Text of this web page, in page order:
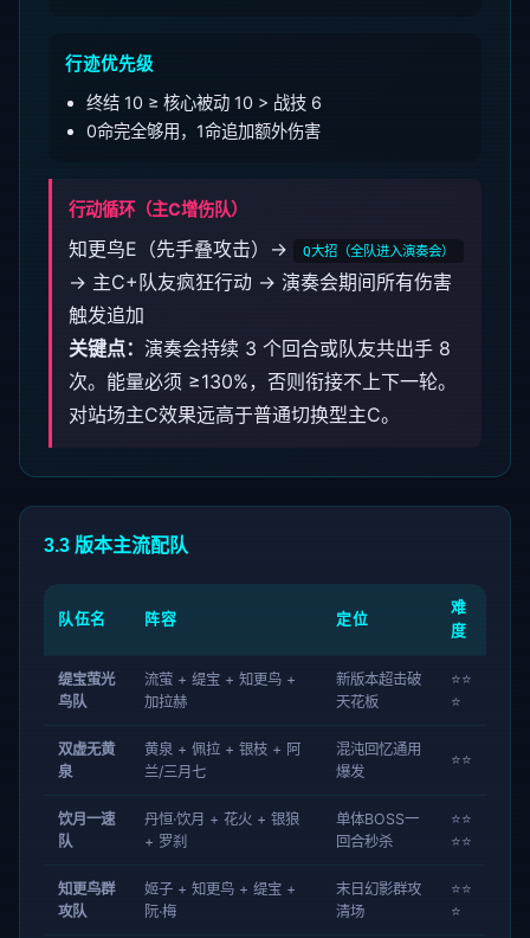
行迹优先级
终结 10 ≥ 核心被动 10 > 战技 6
0命完全够用，1命追加额外伤害
行动循环（主C增伤队）
知更鸟E（先手叠攻击）→ Q大招（全队进入演奏会）
→ 主C+队友疯狂行动 → 演奏会期间所有伤害
触发追加
关键点： 演奏会持续 3 个回合或队友共出手 8
次。能量必须 ≥130%，否则衔接不上下一轮。
对站场主C效果远高于普通切换型主C。
3.3 版本主流配队
队伍名 阵容 定位
难
度
缇宝萤光
鸟队
流萤 + 缇宝 + 知更鸟 +
加拉赫
新版本超击破
天花板
⭐⭐
⭐
双虚无黄
泉
黄泉 + 佩拉 + 银枝 + 阿
兰/三月七
混沌回忆通用
爆发
⭐⭐
饮月一速
队
丹恒·饮月 + 花火 + 银狼
+ 罗刹
单体BOSS一
回合秒杀
⭐⭐
⭐⭐
知更鸟群
攻队
姬子 + 知更鸟 + 缇宝 +
阮·梅
末日幻影群攻
清场
⭐⭐
⭐